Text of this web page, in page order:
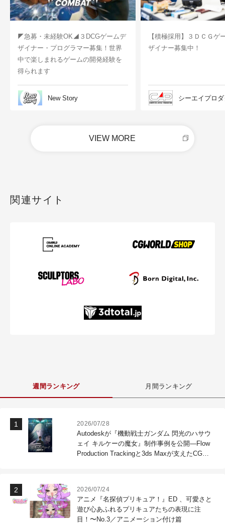
◤急募・未経験OK◢３DCGゲームデ
ザイナー・プログラマー募集！世界
中で楽しまれるゲームの開発経験を
得られます
New Story
【積極採用】３ＤＣＧゲ
ザイナー募集中！
シーエイプロ
VIEW MORE
関連サイト
週間ランキング 月間ランキング
2026/07/28
Autodeskが『機動戦士ガンダム 閃光のハサウ
ェイ キルケーの魔女』制作事例を公開―Flow
Production Trackingと3ds Maxが支えたCG制
2026/07/24
アニメ『名探偵プリキュア！』ED 、可愛さと
遊び心あふれるプリキュアたちの表現に注
目！〜No.3／アニメーション付け篇